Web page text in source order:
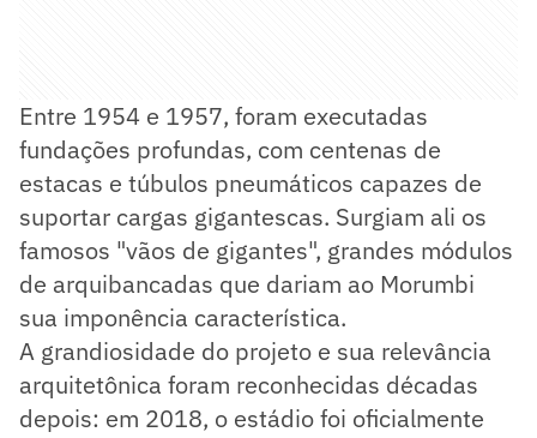
Entre 1954 e 1957, foram executadas
fundações profundas, com centenas de
estacas e túbulos pneumáticos capazes de
suportar cargas gigantescas. Surgiam ali os
famosos "vãos de gigantes", grandes módulos
de arquibancadas que dariam ao Morumbi
sua imponência característica.
A grandiosidade do projeto e sua relevância
arquitetônica foram reconhecidas décadas
depois: em 2018, o estádio foi oficialmente